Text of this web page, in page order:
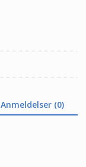
Anmeldelser (0)